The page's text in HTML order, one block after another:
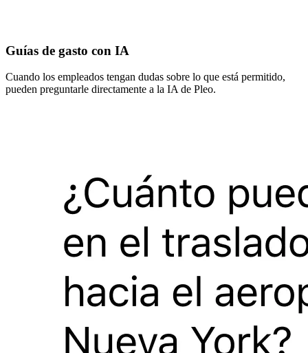
Guías de gasto con IA
Cuando los empleados tengan dudas sobre lo que está permitido,
pueden preguntarle directamente a la IA de Pleo.